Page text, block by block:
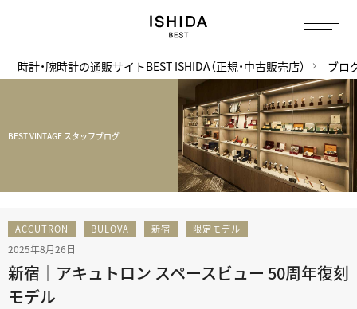
時計・腕時計の通販サイトBEST ISHIDA（正規・中古販売店） ブロ
BEST VINTAGE スタッフブログ
ACCUTRON BULOVA 新宿 限定モデル
2025年8月26日
新宿｜アキュトロン スペースビュー 50周年復刻
モデル